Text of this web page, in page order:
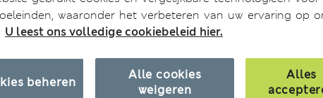
waaronder het verbeteren van uw ervaring op
U leest ons volledige cookiebeleid hier.
Alle cookies
weigeren
Alles
beheren